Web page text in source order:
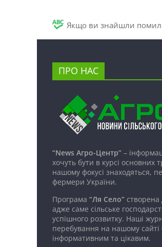
Якщо ви знайшли
ПРО НАС
“News Агро-Центр” –
хочуть бути в курсі основних
нашому фокусі знаходяться,
фермери України.
Програма “Ля Село” створена
адже саме сільське
успішного розвитку. Наші
перебування на нашому
інформативним та цікавим.